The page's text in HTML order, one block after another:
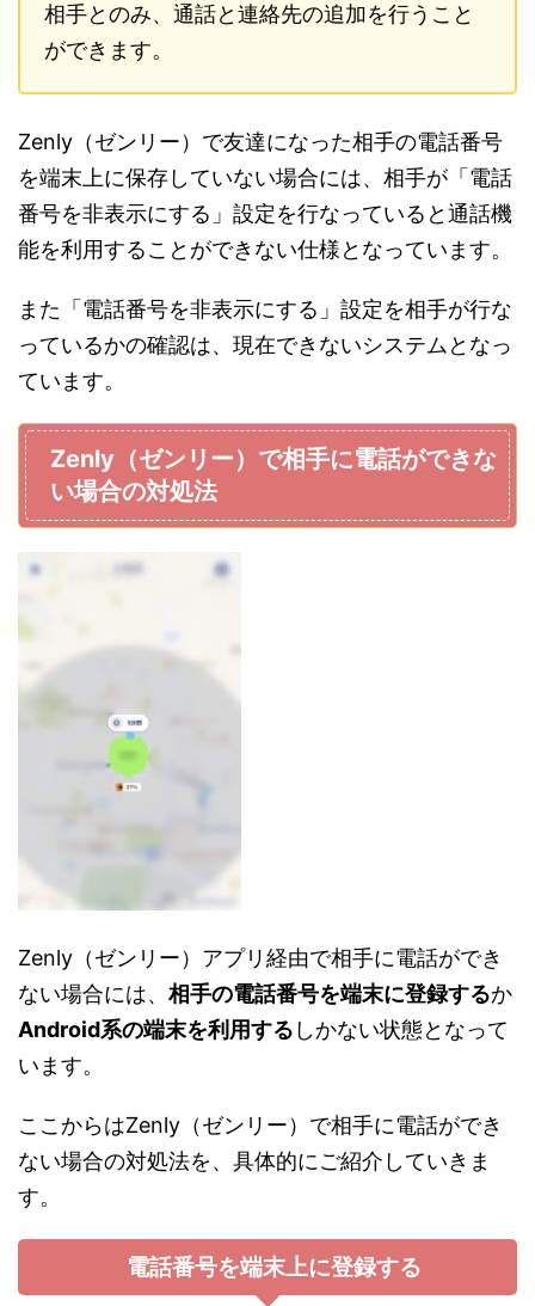
相手とのみ、通話と連絡先の追加を行うこと
ができます。
Zenly（ゼンリー）で友達になった相手の電話番号
を端末上に保存していない場合には、相手が「電話
番号を非表示にする」設定を行なっていると通話機
能を利用することができない仕様となっています。
また「電話番号を非表示にする」設定を相手が行な
っているかの確認は、現在できないシステムとなっ
ています。
Zenly（ゼンリー）で相手に電話ができな
い場合の対処法
Zenly（ゼンリー）アプリ経由で相手に電話ができ
ない場合には、 相手の電話番号を端末に登録するか
Android系の端末を利用する しかない状態となって
います。
ここからはZenly（ゼンリー）で相手に電話ができ
ない場合の対処法を、具体的にご紹介していきま
す。
電話番号を端末上に登録する